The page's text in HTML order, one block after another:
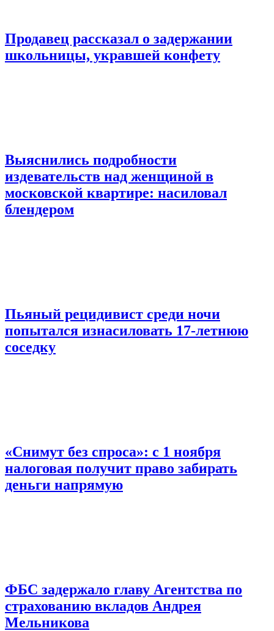
Продавец рассказал о задержании
школьницы, укравшей конфету
Выяснились подробности
издевательств над женщиной в
московской квартире: насиловал
блендером
Пьяный рецидивист среди ночи
попытался изнасиловать 17-летнюю
соседку
«Снимут без спроса»: с 1 ноября
налоговая получит право забирать
деньги напрямую
ФБС задержало главу Агентства по
страхованию вкладов Андрея
Мельникова